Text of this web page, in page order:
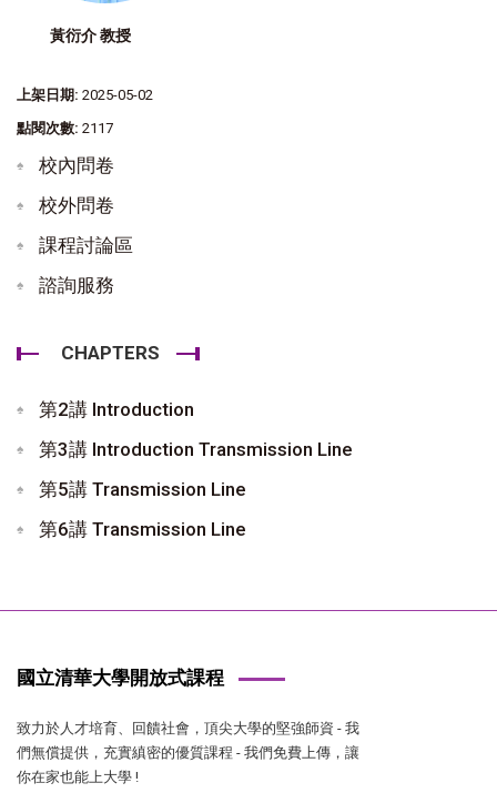
黃衍介 教授
上架日期: 2025-05-02
點閱次數: 2117
校內問卷
校外問卷
課程討論區
諮詢服務
CHAPTERS
第2講 Introduction
第3講 Introduction Transmission Line
第5講 Transmission Line
第6講 Transmission Line
國立清華大學開放式課程
致力於人才培育、回饋社會，頂尖大學的堅強師資 - 我
們無償提供，充實縝密的優質課程 - 我們免費上傳，讓
你在家也能上大學 !